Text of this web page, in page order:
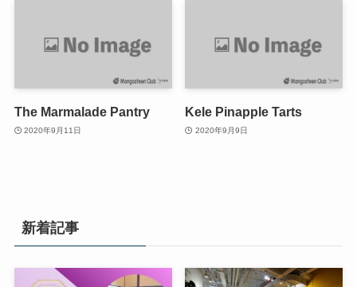
The Marmalade Pantry
2020年9月11日
Kele Pinapple Tarts
2020年9月9日
新着記事